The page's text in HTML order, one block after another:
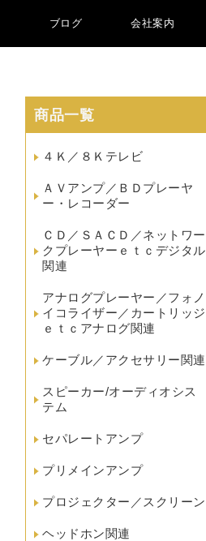
ブログ 会社案内
商品一覧
４Ｋ／８Ｋテレビ
ＡＶアンプ／ＢＤプレーヤ
ー・レコーダー
ＣＤ／ＳＡＣＤ／ネットワー
クプレーヤーｅｔｃデジタル
関連
アナログプレーヤー／フォノ
イコライザー／カートリッジ
ｅｔｃアナログ関連
ケーブル／アクセサリー関連
スピーカー/オーディオシス
テム
セパレートアンプ
プリメインアンプ
プロジェクター／スクリーン
ヘッドホン関連